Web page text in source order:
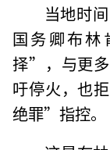
当地时
国务卿布
择”，与更
吁停火，也
绝罪”指控。